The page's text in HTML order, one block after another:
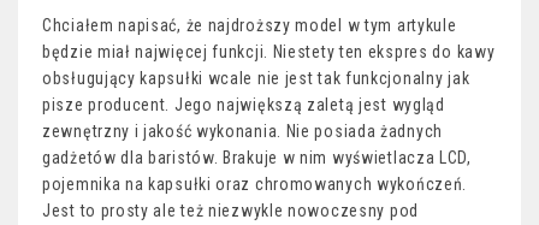
Chciałem napisać, że najdroższy model w tym artykule
będzie miał najwięcej funkcji. Niestety ten ekspres do kawy
obsługujący kapsułki wcale nie jest tak funkcjonalny jak
pisze producent. Jego największą zaletą jest wygląd
zewnętrzny i jakość wykonania. Nie posiada żadnych
gadżetów dla baristów. Brakuje w nim wyświetlacza LCD,
pojemnika na kapsułki oraz chromowanych wykończeń.
Jest to prosty ale też niezwykle nowoczesny pod